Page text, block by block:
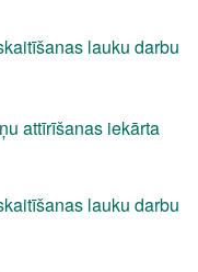
lauku darbu
attīrīšanas iekārta
lauku darbu